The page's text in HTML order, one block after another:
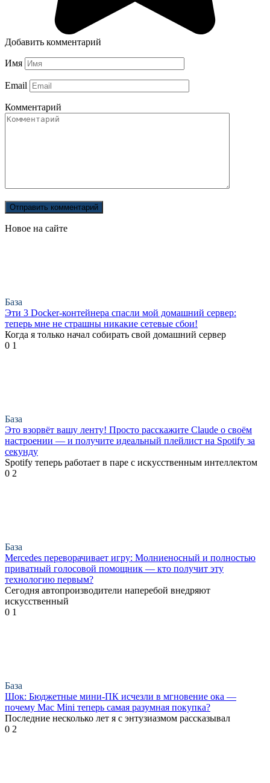
Добавить комментарий
Имя
Email
Комментарий
Новое на сайте
База
Эти 3 Docker-контейнера спасли мой домашний сервер:
теперь мне не страшны никакие сетевые сбои!
Когда я только начал собирать свой домашний сервер
0 1
База
Это взорвёт вашу ленту! Просто расскажите Claude о своём
настроении — и получите идеальный плейлист на Spotify за
секунду
Spotify теперь работает в паре с искусственным интеллектом
0 2
База
Mercedes переворачивает игру: Молниеносный и полностью
приватный голосовой помощник — кто получит эту
технологию первым?
Сегодня автопроизводители наперебой внедряют
искусственный
0 1
База
Шок: Бюджетные мини-ПК исчезли в мгновение ока —
почему Mac Mini теперь самая разумная покупка?
Последние несколько лет я с энтузиазмом рассказывал
0 2